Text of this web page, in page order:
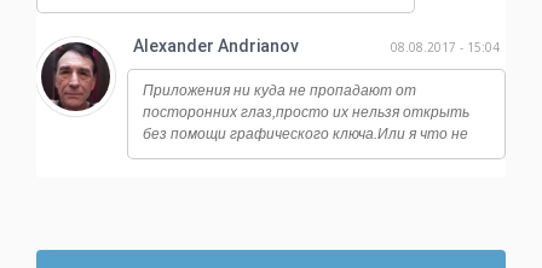
список?
Alexander Andrianov 08.08.2017 - 15:04
Приложения ни куда не пропадают от
посторонних глаз,просто их нельзя открыть
без помощи графического ключа.Или я что не
так понял? У меня стоит замок на банковских